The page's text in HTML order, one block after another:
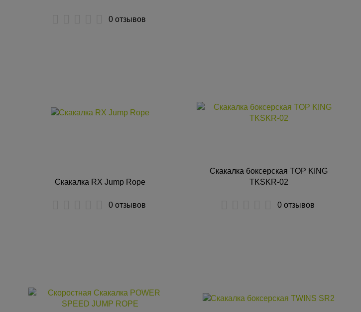
0 отзывов
Скакалка RX Jump Rope
0 отзывов
Скакалка боксерская TOP KING
TKSKR-02
0 отзывов